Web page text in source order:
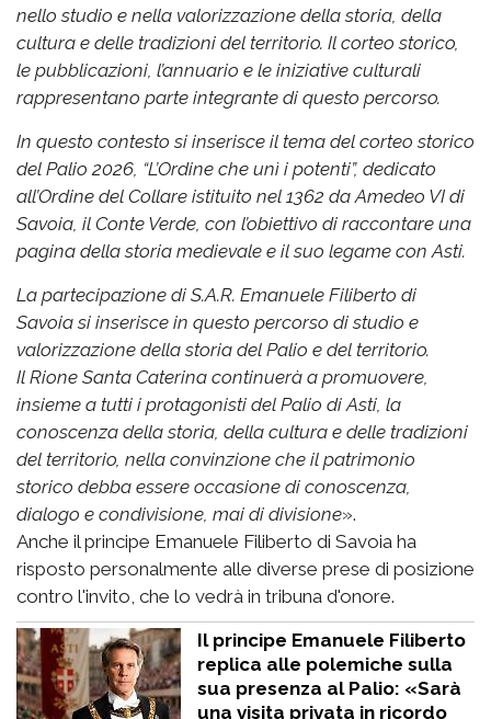
nello studio e nella valorizzazione della storia, della
cultura e delle tradizioni del territorio. Il corteo storico,
le pubblicazioni, l’annuario e le iniziative culturali
rappresentano parte integrante di questo percorso.
In questo contesto si inserisce il tema del corteo storico
del Palio 2026, “L’Ordine che unì i potenti”, dedicato
all’Ordine del Collare istituito nel 1362 da Amedeo VI di
Savoia, il Conte Verde, con l’obiettivo di raccontare una
pagina della storia medievale e il suo legame con Asti.
La partecipazione di S.A.R. Emanuele Filiberto di
Savoia si inserisce in questo percorso di studio e
valorizzazione della storia del Palio e del territorio.
Il Rione Santa Caterina continuerà a promuovere,
insieme a tutti i protagonisti del Palio di Asti, la
conoscenza della storia, della cultura e delle tradizioni
del territorio, nella convinzione che il patrimonio
storico debba essere occasione di conoscenza,
dialogo e condivisione, mai di divisione».
Anche il principe Emanuele Filiberto di Savoia ha
risposto personalmente alle diverse prese di posizione
contro l'invito, che lo vedrà in tribuna d'onore.
Il principe Emanuele Filiberto
replica alle polemiche sulla
sua presenza al Palio: «Sarà
una visita privata in ricordo